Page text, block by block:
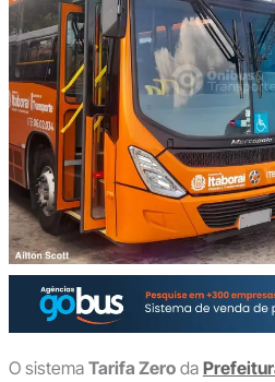
O sistema Tarifa Zeroda